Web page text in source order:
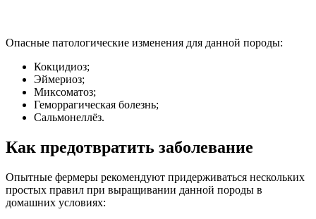
Опасные патологические изменения для данной породы:
Кокцидиоз;
Эймериоз;
Миксоматоз;
Геморрагическая болезнь;
Сальмонеллёз.
Как предотвратить заболевание
Опытные фермеры рекомендуют придерживаться нескольких
простых правил при выращивании данной породы в
домашних условиях: